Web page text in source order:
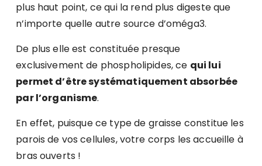
plus haut point, ce qui la rend plus digeste que
n’importe quelle autre source d’oméga3.
De plus elle est constituée presque
exclusivement de phospholipides, ce qui lui
permet d’être systématiquement absorbée
par l’organisme.
En effet, puisque ce type de graisse constitue les
parois de vos cellules, votre corps les accueille à
bras ouverts !